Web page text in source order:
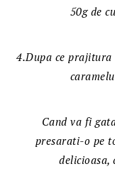
50g de
4.Dupa ce
Cand va fi
presarati-o pe
delicioasa,